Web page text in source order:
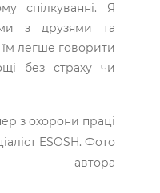
спілкуванні. Я
з друзями та
легше говорити
без страху чи
з охорони праці
ESOSH. Фото
автора